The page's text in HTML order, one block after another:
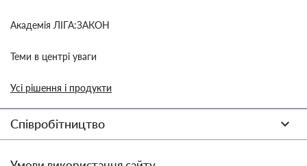
Академія ЛІГА:ЗАКОН
Теми в центрі уваги
Усі рішення і продукти
Співробітництво